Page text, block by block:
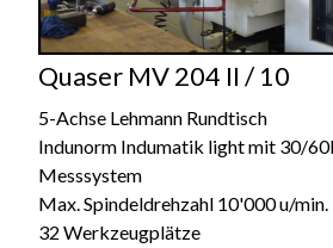
Kontakt
Quaser MV 204 II / 10
5-Achse Lehmann Rundtisch
Indunorm Indumatik light mit 30/
Messsystem
Max. Spindeldrehzahl 10'000 u/min.
32 Werkzeugplätze